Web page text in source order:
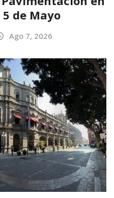
de Mayo
Ago 7, 2026